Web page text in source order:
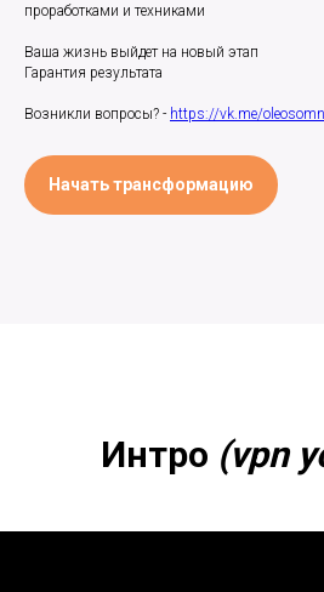
проработками и техниками
Ваша жизнь выйдет на новый этап
Гарантия результата
Возникли вопросы? - https://vk.me/
Начать трансформацию
Интро (vpn